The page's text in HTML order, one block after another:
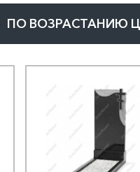
ПО ВОЗРАСТАНИЮ